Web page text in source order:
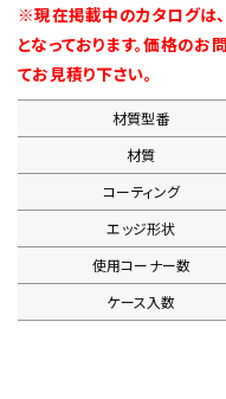
生産終了品
※現在掲載中のカタログは
となっております。価格の
てお見積り下さい。
材質型番
材質
コーティング
エッジ形状
使用コーナー数
ケース入数